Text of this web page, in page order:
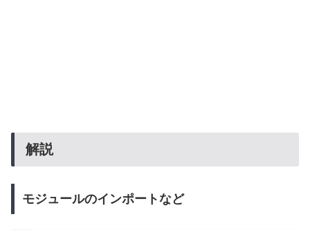
解説
モジュールのインポートなど